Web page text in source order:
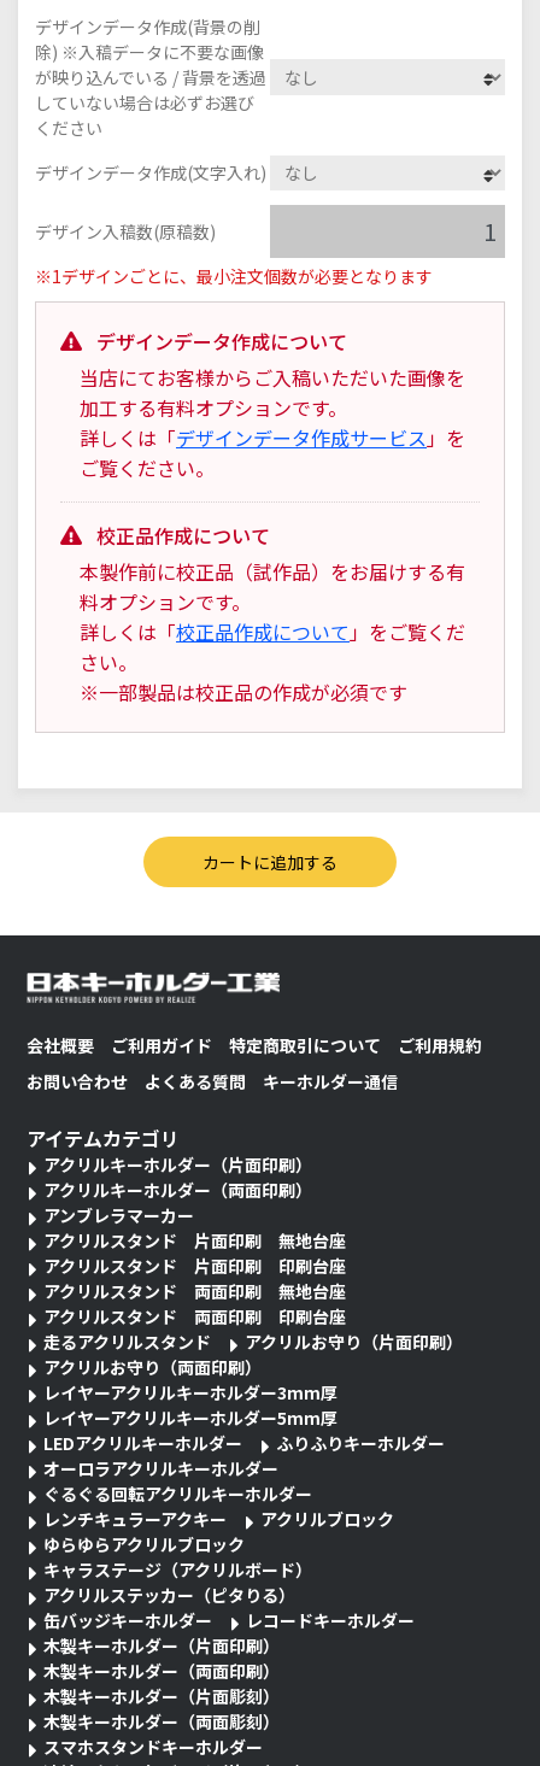
デザインデータ作成(背景の削
除) ※入稿データに不要な画像
が映り込んでいる / 背景を透過
していない場合は必ずお選び
ください
デザインデータ作成(文字入れ)
デザイン入稿数(原稿数)
※1デザインごとに、最小注文個数が必要となります
デザインデータ作成について
当店にてお客様からご入稿いただいた画像を
加工する有料オプションです。
詳しくは「デザインデータ作成サービス」を
ご覧ください。
校正品作成について
本製作前に校正品（試作品）をお届けする有
料オプションです。
詳しくは「校正品作成について」をご覧くだ
さい。
※一部製品は校正品の作成が必須です
会社概要 ご利用ガイド 特定商取引について
ご利用規約
お問い合わせ
よくある質問 キーホルダー通信
アイテムカテゴリ
アクリルキーホルダー（片面印刷）
アクリルキーホルダー（両面印刷）
アンブレラマーカー
アクリルスタンド 片面印刷 無地台座
アクリルスタンド 片面印刷 印刷台座
アクリルスタンド 両面印刷 無地台座
アクリルスタンド 両面印刷 印刷台座
走るアクリルスタンド
アクリルお守り（片面印刷）
アクリルお守り（両面印刷）
レイヤーアクリルキーホルダー3mm厚
レイヤーアクリルキーホルダー5mm厚
LEDアクリルキーホルダー
ふりふりキーホルダー
オーロラアクリルキーホルダー
ぐるぐる回転アクリルキーホルダー
レンチキュラーアクキー
アクリルブロック
ゆらゆらアクリルブロック
キャラステージ（アクリルボード）
アクリルステッカー（ピタりる）
缶バッジキーホルダー
レコードキーホルダー
木製キーホルダー（片面印刷）
木製キーホルダー（両面印刷）
木製キーホルダー（片面彫刻）
木製キーホルダー（両面彫刻）
スマホスタンドキーホルダー